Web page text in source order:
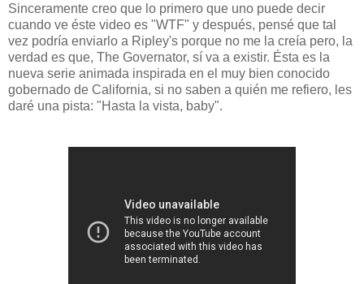
Sinceramente creo que lo primero que uno puede decir
cuando ve éste video es "WTF" y después, pensé que tal
vez podría enviarlo a Ripley's porque no me la creía pero, la
verdad es que, The Governator, sí va a existir. Ésta es la
nueva serie animada inspirada en el muy bien conocido
gobernado de California, si no saben a quién me refiero, les
daré una pista: "Hasta la vista, baby".